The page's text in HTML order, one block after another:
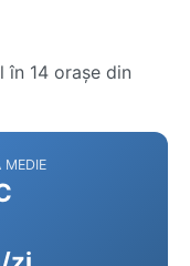
în 14 orașe din
MEDIE